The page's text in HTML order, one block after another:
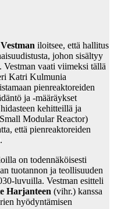
iloitsee, että hallitus
johon sisältyy
vaati viimeksi tällä
Katri Kulmunia
pienreaktoreiden
ja -määräykset
kehitteillä ja
Modular Reactor)
että pienreaktoreiden
on todennäköisesti
tuotannon ja teollisuuden
luvuilla. Vestman esitteli
Harjanteen (vihr.) kanssa
hyödyntämisen